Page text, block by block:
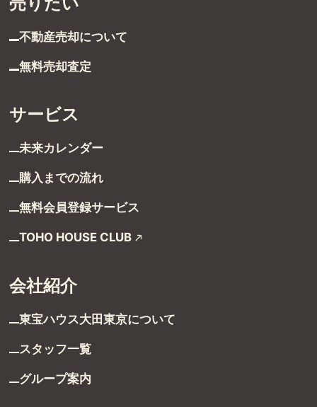
不動産売却について
無料売却査定
サービス
未来カレンダー
購入までの流れ
無料会員登録サービス
TOHO HOUSE CLUB
会社紹介
東宝ハウス大田東京について
スタッフ一覧
グループ案内
ストーリー
お客様の声
採用情報